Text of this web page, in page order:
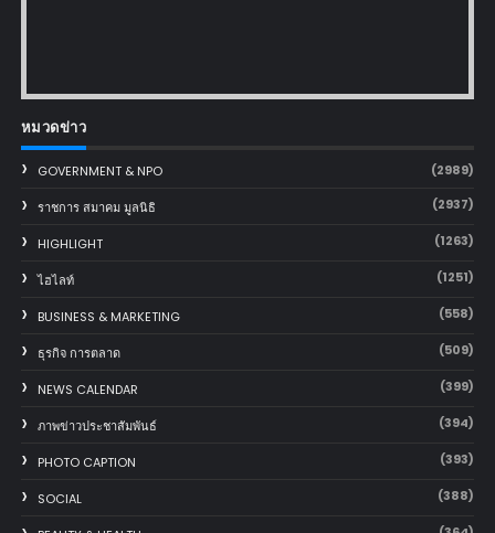
หมวดข่าว
GOVERNMENT & NPO (2989)
ราชการ สมาคม มูลนิธิ (2937)
HIGHLIGHT (1263)
ไฮไลท์ (1251)
BUSINESS & MARKETING (558)
ธุรกิจ การตลาด (509)
NEWS CALENDAR (399)
ภาพข่าวประชาสัมพันธ์ (394)
PHOTO CAPTION (393)
SOCIAL (388)